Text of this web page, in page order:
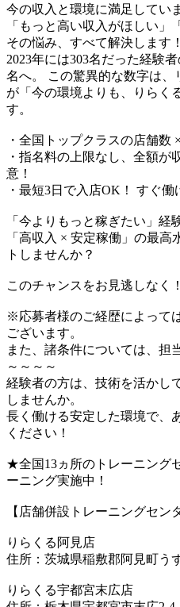
今の収入と環境に満足してい
「もっと高い収入がほしい」
その悩み、すべて解決します！
2023年には303名だった経験
名へ。 この驚異的な数字は、
が「今の環境よりも、りらく
す。
・全国トップクラスの店舗数
・指名料の上限なし、全額が
意！
・最短3日で入店OK！ すぐ働
「今よりもっと稼ぎたい」経
「高収入 × 安定稼働」の最
トしませんか？
このチャンスをお見逃しなく！
※応募者様のご経歴によって
ございます。
また、諸条件については、担
～～～～
経験者の方は、技術を活かし
しませんか。
長く働ける安定した環境で、
ください！
★全国13ヵ所のトレーニング
ーニング実施中！
【店舗併設トレーニングセン
りらくる阿見店
住所：茨城県稲敷郡阿見町う
りらくる宇都宮末広店